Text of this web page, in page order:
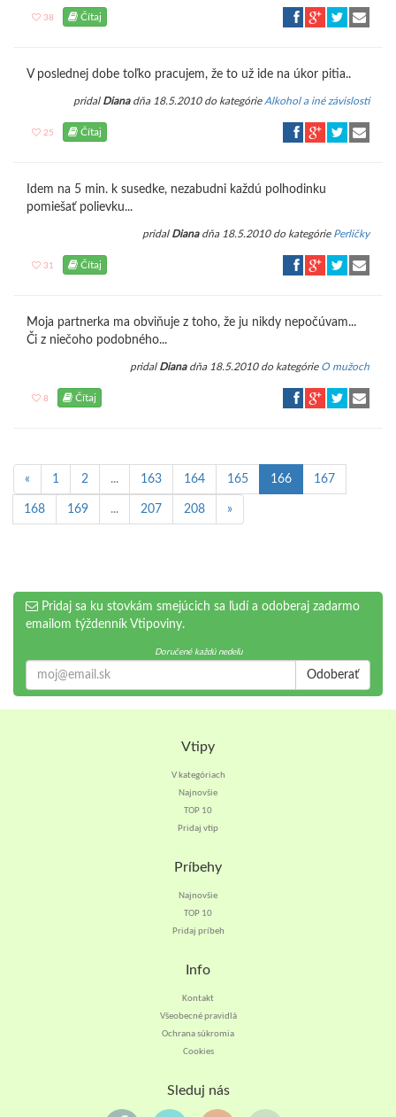
38 Čítaj
V poslednej dobe toľko pracujem, že to už ide na úkor pitia..
pridal Dianadňa 18.5.2010 do kategórie Alkohol a iné závislosti
25 Čítaj
Idem na 5 min. k susedke, nezabudni každú polhodinku
pomiešať polievku...
pridal Dianadňa 18.5.2010 do kategórie Perličky
31 Čítaj
Moja partnerka ma obviňuje z toho, že ju nikdy nepočúvam...
Či z niečoho podobného...
pridal Dianadňa 18.5.2010 do kategórie O mužoch
8 Čítaj
« 1 2 ... 163 164 165 166 167
168 169 ... 207 208 »
Pridaj sa ku stovkám smejúcich sa ľudí a odoberaj zadarmo
emailom týždenník Vtipoviny.
Doručené každú nedeľu
Odoberať
Vtipy
V kategóriach
Najnovšie
TOP 10
Pridaj vtip
Príbehy
Najnovšie
TOP 10
Pridaj príbeh
Info
Kontakt
Všeobecné pravidlá
Ochrana súkromia
Cookies
Sleduj nás